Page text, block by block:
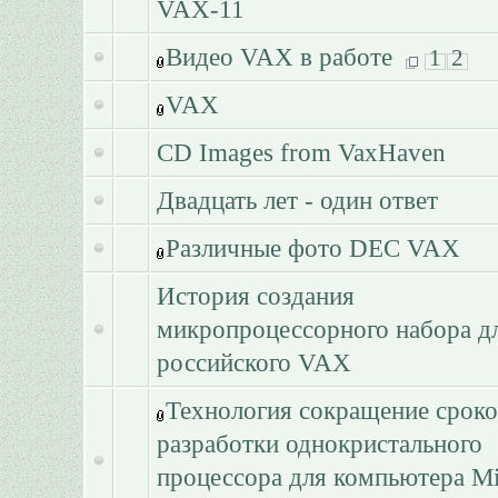
VAX-11
Видео VAX в работе
1 2
VAX
CD Images from VaxHaven
Двадцать лет - один ответ
Различные фото DEC VAX
История создания
микропроцессорного набора
российского VAX
Технология сокращение
разработки однокристального
процессора для компьютера